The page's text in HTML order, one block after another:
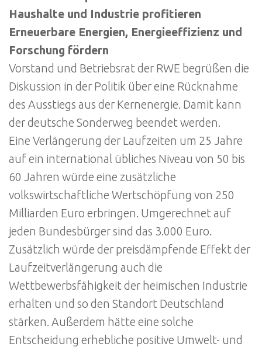
Haushalte und Industrie profitieren
Erneuerbare Energien, Energieeffizienz und
Forschung fördern
Vorstand und Betriebsrat der RWE begrüßen die
Diskussion in der Politik über eine Rücknahme
des Ausstiegs aus der Kernenergie. Damit kann
der deutsche Sonderweg beendet werden.
Eine Verlängerung der Laufzeiten um 25 Jahre
auf ein international übliches Niveau von 50 bis
60 Jahren würde eine zusätzliche
volkswirtschaftliche Wertschöpfung von 250
Milliarden Euro erbringen. Umgerechnet auf
jeden Bundesbürger sind das 3.000 Euro.
Zusätzlich würde der preisdämpfende Effekt der
Laufzeitverlängerung auch die
Wettbewerbsfähigkeit der heimischen Industrie
erhalten und so den Standort Deutschland
stärken. Außerdem hätte eine solche
Entscheidung erhebliche positive Umwelt- und